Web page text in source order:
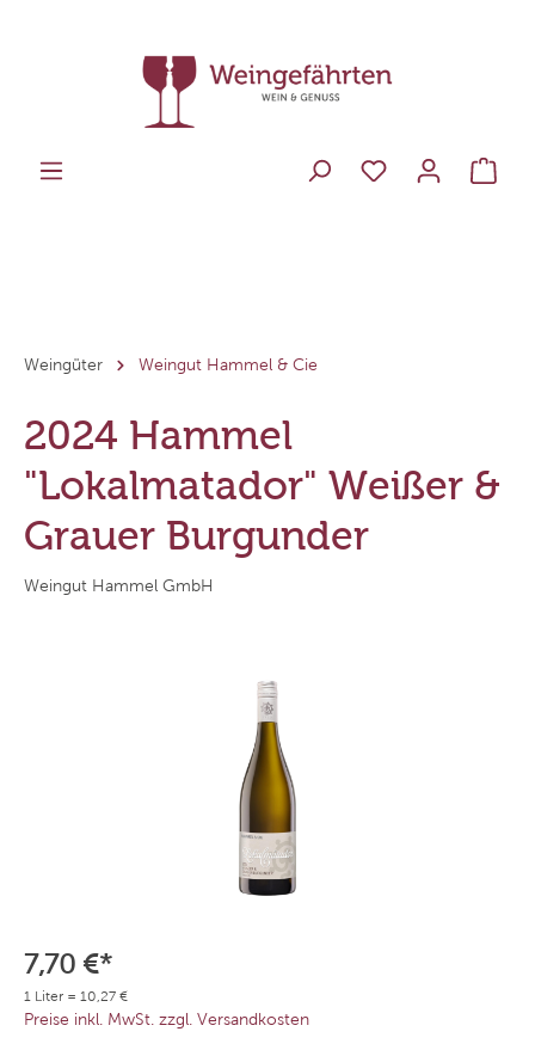
Weingüter Weingut Hammel & Cie
2024 Hammel
"Lokalmatador" Weißer &
Grauer Burgunder
Weingut Hammel GmbH
7,70 €*
1 Liter = 10,27 €
Preise inkl. MwSt. zzgl. Versandkosten